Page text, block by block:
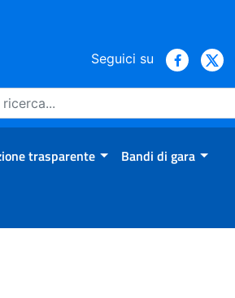
Seguici su
trasparente Bandi di gara